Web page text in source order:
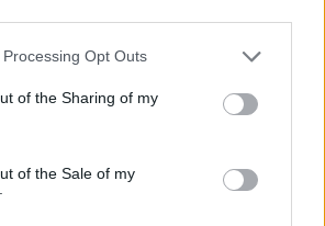
Opt Outs
of the Sharing of my
of the Sale of my